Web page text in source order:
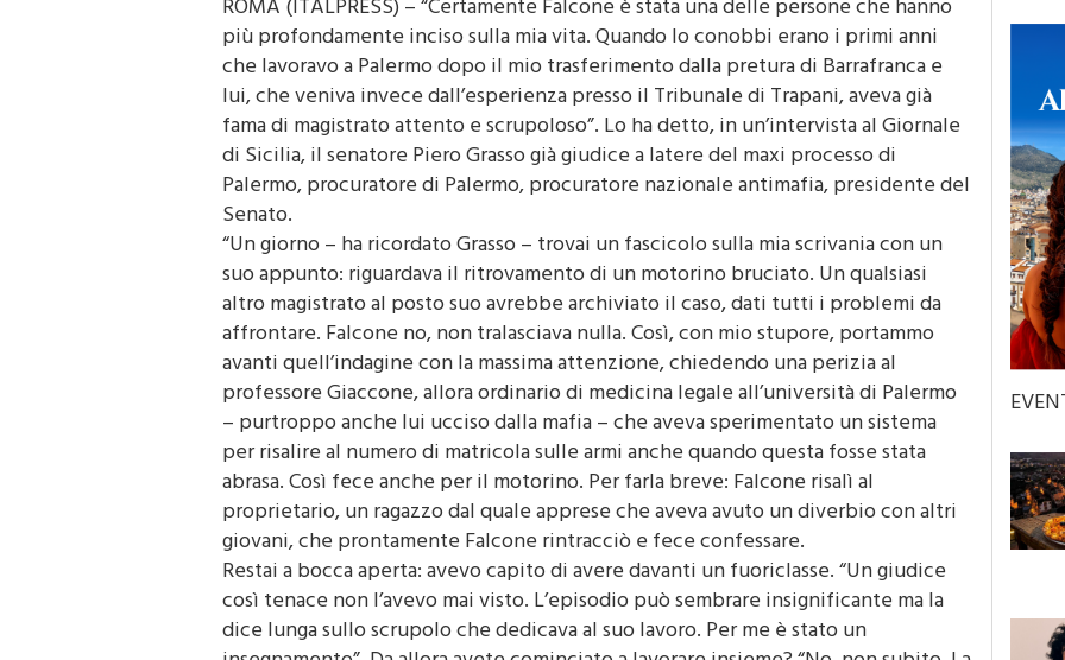
ROMA (ITALPRESS) – “Certamente Falcone è stata una delle persone che hanno
più profondamente inciso sulla mia vita. Quando lo conobbi erano i primi anni
che lavoravo a Palermo dopo il mio trasferimento dalla pretura di Barrafranca e
lui, che veniva invece dall’esperienza presso il Tribunale di Trapani, aveva già
fama di magistrato attento e scrupoloso”. Lo ha detto, in un’intervista al Giornale
di Sicilia, il senatore Piero Grasso già giudice a latere del maxi processo di
Palermo, procuratore di Palermo, procuratore nazionale antimafia, presidente del
Senato.
“Un giorno – ha ricordato Grasso – trovai un fascicolo sulla mia scrivania con un
suo appunto: riguardava il ritrovamento di un motorino bruciato. Un qualsiasi
altro magistrato al posto suo avrebbe archiviato il caso, dati tutti i problemi da
affrontare. Falcone no, non tralasciava nulla. Così, con mio stupore, portammo
avanti quell’indagine con la massima attenzione, chiedendo una perizia al
professore Giaccone, allora ordinario di medicina legale all’università di Palermo
– purtroppo anche lui ucciso dalla mafia – che aveva sperimentato un sistema
per risalire al numero di matricola sulle armi anche quando questa fosse stata
abrasa. Così fece anche per il motorino. Per farla breve: Falcone risalì al
proprietario, un ragazzo dal quale apprese che aveva avuto un diverbio con altri
giovani, che prontamente Falcone rintracciò e fece confessare.
Restai a bocca aperta: avevo capito di avere davanti un fuoriclasse. “Un giudice
così tenace non l’avevo mai visto. L’episodio può sembrare insignificante ma la
dice lunga sullo scrupolo che dedicava al suo lavoro. Per me è stato un